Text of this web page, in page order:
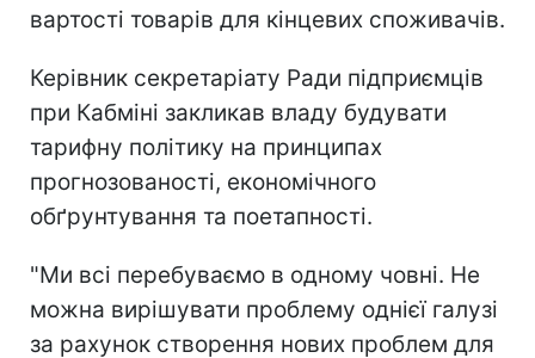
вартості товарів для кінцевих споживачів.
Керівник секретаріату Ради підприємців
при Кабміні закликав владу будувати
тарифну політику на принципах
прогнозованості, економічного
обґрунтування та поетапності.
"Ми всі перебуваємо в одному човні. Не
можна вирішувати проблему однієї галузі
за рахунок створення нових проблем для